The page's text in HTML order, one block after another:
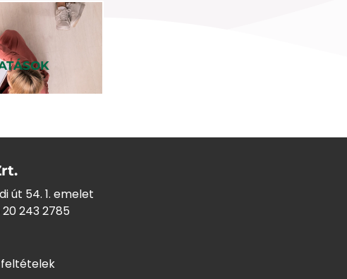
út 54. 1. emelet
20 2432785
feltételek